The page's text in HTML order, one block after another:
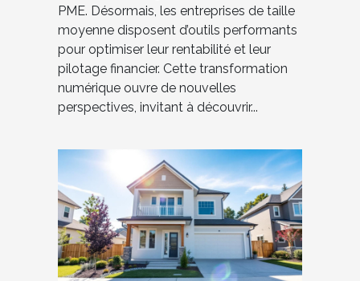
PME. Désormais, les entreprises de taille
moyenne disposent d’outils performants
pour optimiser leur rentabilité et leur
pilotage financier. Cette transformation
numérique ouvre de nouvelles
perspectives, invitant à découvrir...